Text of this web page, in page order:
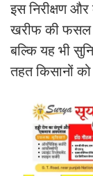
इस निरीक्षण
खरीफ की फसल
बल्कि यह भी
तहत किसानों